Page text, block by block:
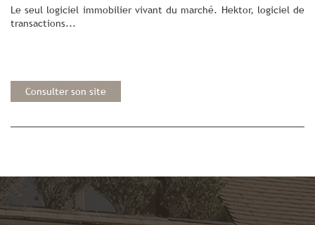
Le seul logiciel immobilier vivant du marché. Hektor, logiciel de
transactions...
Consulter son site